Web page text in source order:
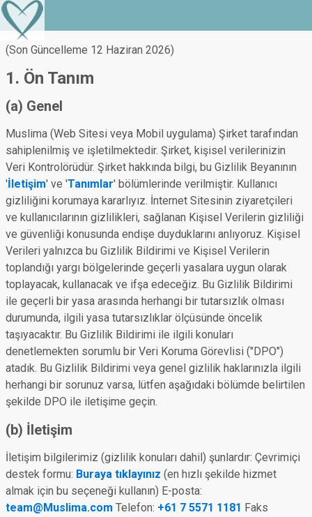
(Son Güncelleme 12 Haziran 2026)
1. Ön Tanım
(a) Genel
Muslima (Web Sitesi veya Mobil uygulama) Şirket tarafından
sahiplenilmiş ve işletilmektedir. Şirket, kişisel verilerinizin
Veri Kontrolörüdür. Şirket hakkında bilgi, bu Gizlilik Beyanının
'İletişim' ve 'Tanımlar' bölümlerinde verilmiştir. Kullanıcı
gizliliğini korumaya kararlıyız. İnternet Sitesinin ziyaretçileri
ve kullanıcılarının gizlilikleri, sağlanan Kişisel Verilerin gizliliği
ve güvenliği konusunda endişe duyduklarını anlıyoruz. Kişisel
Verileri yalnızca bu Gizlilik Bildirimi ve Kişisel Verilerin
toplandığı yargı bölgelerinde geçerli yasalara uygun olarak
toplayacak, kullanacak ve ifşa edeceğiz. Bu Gizlilik Bildirimi
ile geçerli bir yasa arasında herhangi bir tutarsızlık olması
durumunda, ilgili yasa tutarsızlıklar ölçüsünde öncelik
taşıyacaktır. Bu Gizlilik Bildirimi ile ilgili konuları
denetlemekten sorumlu bir Veri Koruma Görevlisi ("DPO")
atadık. Bu Gizlilik Bildirimi veya genel gizlilik haklarınızla ilgili
herhangi bir sorunuz varsa, lütfen aşağıdaki bölümde belirtilen
şekilde DPO ile iletişime geçin.
(b) İletişim
İletişim bilgilerimiz (gizlilik konuları dahil) şunlardır: Çevrimiçi
destek formu: Buraya tıklayınız (en hızlı şekilde hizmet
almak için bu seçeneği kullanın) E-posta:
team@Muslima.com Telefon: +61 7 5571 1181 Faks